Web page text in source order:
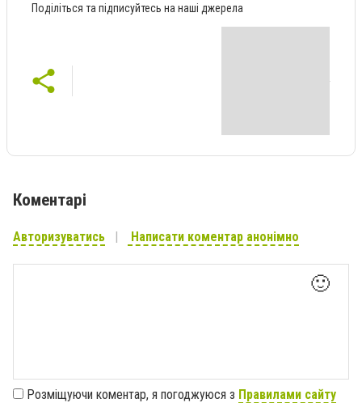
Поділіться та підписуйтесь на наші джерела
Коментарі
Авторизуватись Написати коментар анонімно
🙂
Розміщуючи коментар, я погоджуюся з Правилами сайту